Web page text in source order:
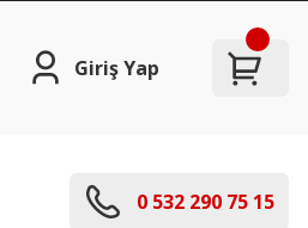
Giriş Yap
0 532 290 75 15